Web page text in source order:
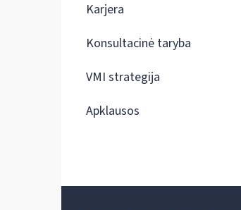
Karjera
Konsultacinė taryba
VMI strategija
Apklausos